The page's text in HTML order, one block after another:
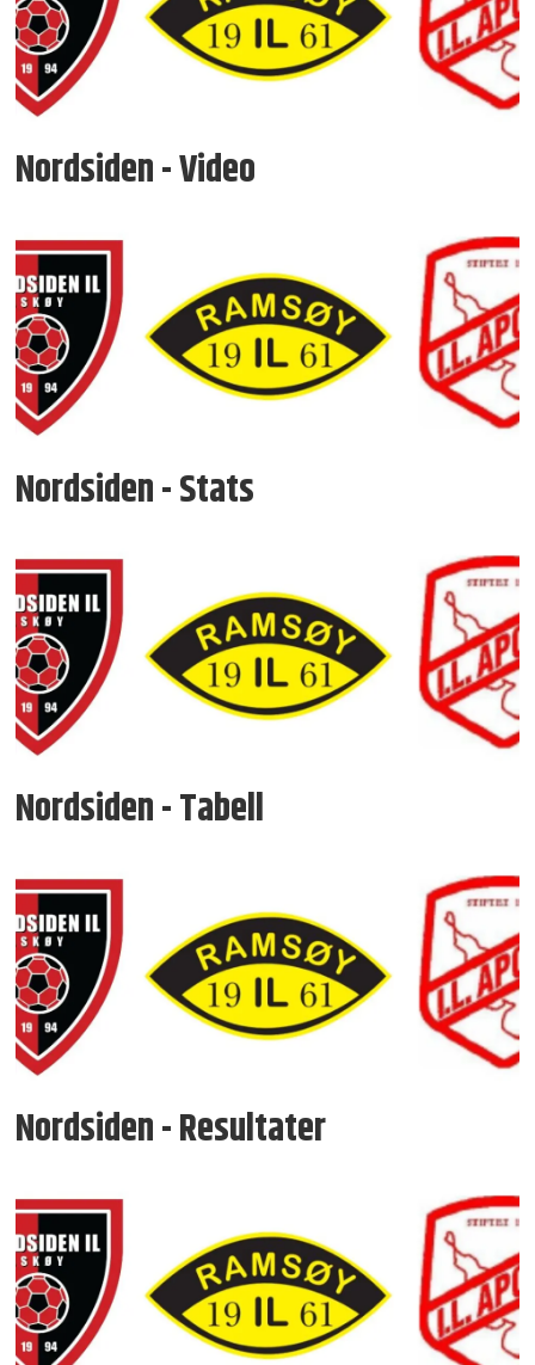
Nordsiden - Video
Nordsiden - Stats
Nordsiden - Tabell
Nordsiden - Resultater